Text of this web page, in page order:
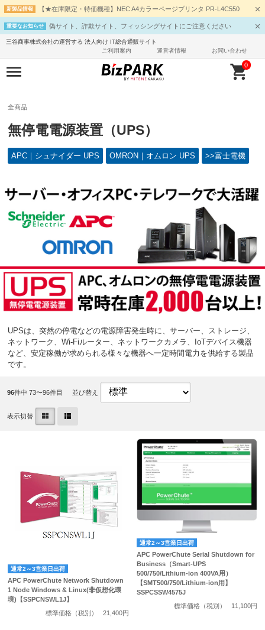
新製品情報 【★在庫限定・特価機種】NEC A4カラーページプリンタ PR-L4C550
重要なお知らせ 偽サイト、詐欺サイト、フィッシングサイトにご注意ください
三谷商事株式会社の運営する 法人向け IT総合通販サイト
ご利用案内
運営者情報 お問い合わせ
0
全商品
無停電電源装置（UPS）
APC｜シュナイダー UPS OMRON｜オムロン UPS >>富士電機
UPSは、突然の停電などの電源障害発生時に、サーバー、ストレージ、
ネットワーク、Wi-Fiルーター、ネットワークカメラ、IoTデバイス機器
など、安定稼働が求められる様々な機器へ一定時間電力を供給する製品
です。
96件中 73〜96件目 並び替え
表示切替
通常2～3営業日出荷
APC PowerChute Network Shutdown
1 Node Windows & Linux(非仮想化環
境)【SSPCNSWL1J】
標準価格（税別）
21,400円
通常2～3営業日出荷
APC PowerChute Serial Shutdown for
Business（Smart-UPS
500/750/Lithium-ion 400VA用）
【SMT500/750/Lithium-ion用】
SSPCSSW4575J
標準価格（税別）
11,100円